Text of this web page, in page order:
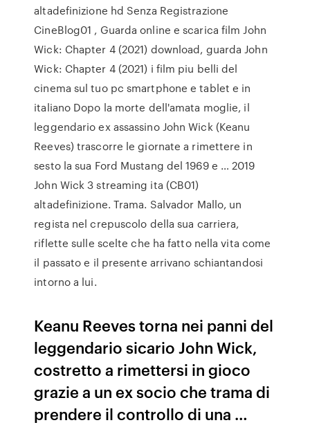
altadefinizione hd Senza Registrazione
CineBlog01 , Guarda online e scarica film John
Wick: Chapter 4 (2021) download, guarda John
Wick: Chapter 4 (2021) i film piu belli del
cinema sul tuo pc smartphone e tablet e in
italiano Dopo la morte dell'amata moglie, il
leggendario ex assassino John Wick (Keanu
Reeves) trascorre le giornate a rimettere in
sesto la sua Ford Mustang del 1969 e … 2019
John Wick 3 streaming ita (CB01)
altadefinizione. Trama. Salvador Mallo, un
regista nel crepuscolo della sua carriera,
riflette sulle scelte che ha fatto nella vita come
il passato e il presente arrivano schiantandosi
intorno a lui.
Keanu Reeves torna nei panni del
leggendario sicario John Wick,
costretto a rimettersi in gioco
grazie a un ex socio che trama di
prendere il controllo di una …